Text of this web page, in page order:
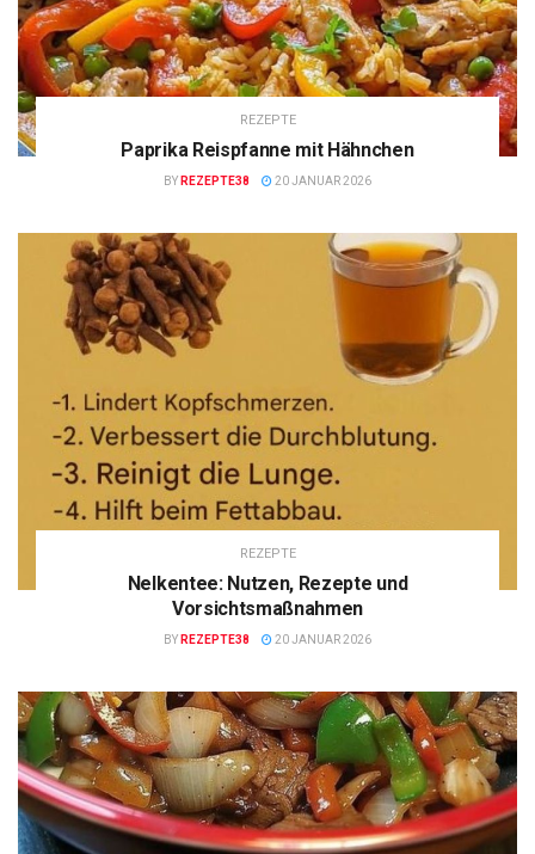
REZEPTE
Paprika Reispfanne mit Hähnchen
BY REZEPTE38 20 JANUAR 2026
REZEPTE
Nelkentee: Nutzen, Rezepte und
Vorsichtsmaßnahmen
BY REZEPTE38 20 JANUAR 2026